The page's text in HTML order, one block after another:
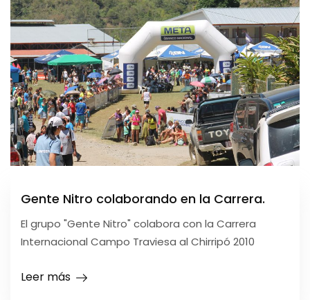
Gente Nitro colaborando en la Carrera.
El grupo "Gente Nitro" colabora con la Carrera
Internacional Campo Traviesa al Chirripó 2010
Leer más